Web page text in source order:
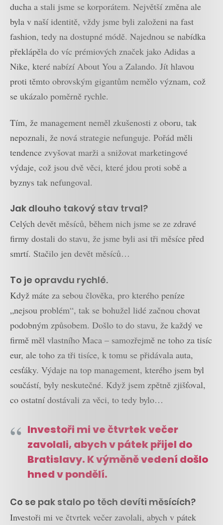
ducha a stali jsme se korporátem. Největší změna ale
byla v naší identitě, vždy jsme byli založeni na fast
fashion, tedy na dostupné módě. Najednou se nabídka
překlápěla do víc prémiových značek jako Adidas a
Nike, které nabízí About You a Zalando. Jít hlavou
proti těmto obrovským gigantům nemělo význam, což
se ukázalo poměrně rychle.
Tím, že management neměl zkušenosti z oboru, tak
nepoznali, že nová strategie nefunguje. Pořád měli
tendence zvyšovat marži a snižovat marketingové
výdaje, což jsou dvě věci, které jdou proti sobě a
byznys tak nefungoval.
Jak dlouho takový stav trval?
Celých devět měsíců, během nich jsme se ze zdravé
firmy dostali do stavu, že jsme byli asi tři měsíce před
smrtí. Stačilo jen devět měsíců…
To je opravdu rychlé.
Když máte za sebou člověka, pro kterého peníze
„nejsou problém“, tak se bohužel lidé začnou chovat
podobným způsobem. Došlo to do stavu, že každý ve
firmě měl vlastního Maca – samozřejmě ne toho za tisíc
eur, ale toho za tři tisíce, k tomu se přidávala auta,
cesťáky. Výdaje na top management, kterého jsem byl
součástí, byly neskutečné. Když jsem zpětně zjišťoval,
co ostatní dostávali za věci, to tedy bylo…
Investoři mi ve čtvrtek večer
zavolali, abych v pátek přijel do
Bratislavy. K výměně vedení došlo
hned v pondělí.
Co se pak stalo po těch devíti měsících?
Investoři mi ve čtvrtek večer zavolali, abych v pátek